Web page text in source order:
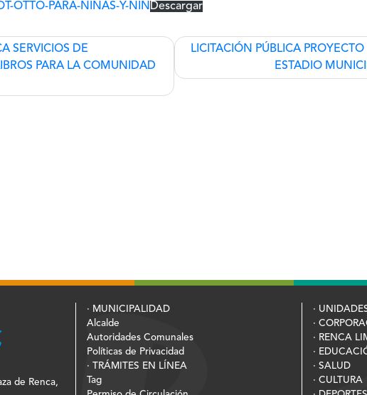
OTTO-PARA-NINAS-Y-NINDescargar
SERVICIOS DE
PARA LA COMUNIDAD
LICITACIÓN PÚBLICA
ESTADIO
de Renca,
· MUNICIPALIDAD
Alcalde
Autoridades Comunales
Políticas de Privacidad
· TRÁMITES EN LÍNEA
Tag
·
·
· RENCA
·
· SALUD
· CULTURA